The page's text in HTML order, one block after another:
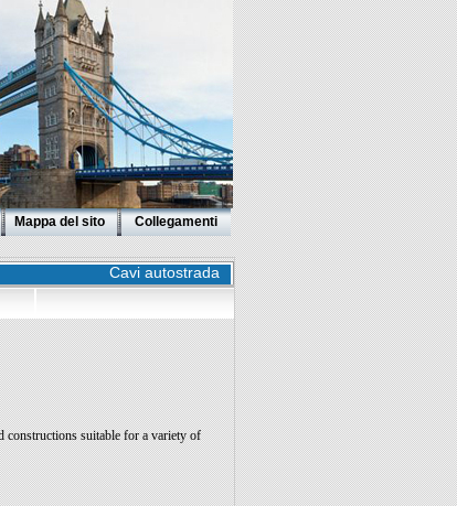
Mappa del sito Collegamenti
Cavi autostrada
constructions suitable for a variety of